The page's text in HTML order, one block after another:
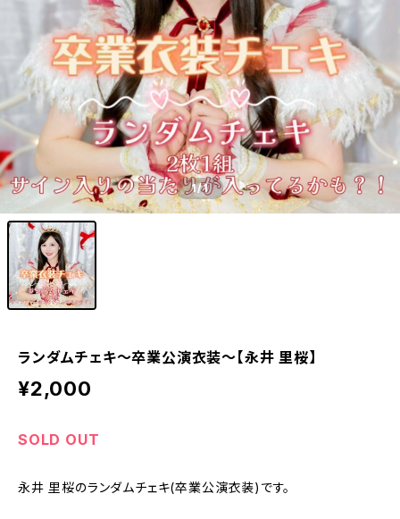
1/1
ランダムチェキ〜卒業公演衣装～【永井 里桜】
¥2,000
SOLD OUT
永井 里桜のランダムチェキ(卒業公演衣装)です。